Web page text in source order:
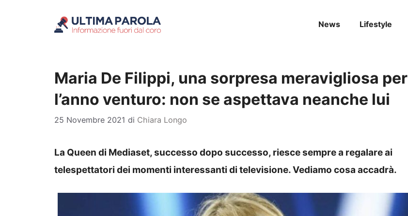
News Lifestyle
Maria De Filippi, una sorpresa meravigliosa per
l’anno venturo: non se aspettava neanche lui
25 Novembre 2021 di Chiara Longo
La Queen di Mediaset, successo dopo successo, riesce sempre a regalare ai
telespettatori dei momenti interessanti di televisione. Vediamo cosa accadrà.